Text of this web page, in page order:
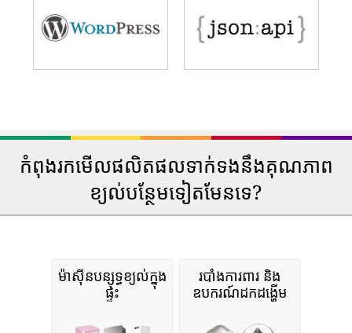
កំពុងរកមើលផលិតផលទាក់ទងនឹងគុណភាព
ខ្យល់បន្ថែមទៀតមែនទេ?
ម៉ាស៊ីនបន្សុទ្ធខ្យល់ក្នុង
ផ្ទះ
របាំងការពារ និង
ឧបករណ៍ដកដង្ហើម